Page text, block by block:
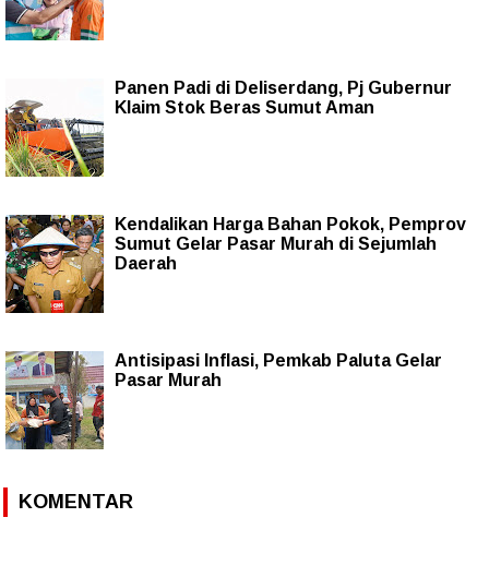
Panen Padi di Deliserdang, Pj Gubernur
Klaim Stok Beras Sumut Aman
Kendalikan Harga Bahan Pokok, Pemprov
Sumut Gelar Pasar Murah di Sejumlah
Daerah
Antisipasi Inflasi, Pemkab Paluta Gelar
Pasar Murah
KOMENTAR